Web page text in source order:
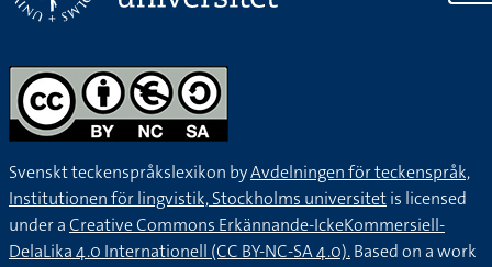
Svenskt teckenspråkslexikon byAvdelningen för teckenspråk,
Institutionen för lingvistik, Stockholms universitetis licensed
under aCreative Commons Erkännande-IckeKommersiell-
DelaLika 4.0 Internationell (CC BY-NC-SA 4.0).Based on a work